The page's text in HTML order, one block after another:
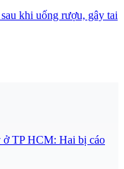
khi uống rượu, gây tai
ở TP HCM: Hai bị cáo